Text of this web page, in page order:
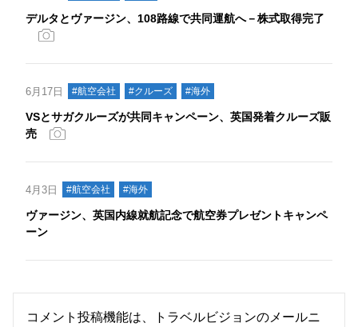
デルタとヴァージン、108路線で共同運航へ－株式取得完了
6月17日 #航空会社 #クルーズ #海外
VSとサガクルーズが共同キャンペーン、英国発着クルーズ販
売
4月3日 #航空会社 #海外
ヴァージン、英国内線就航記念で航空券プレゼントキャンペ
ーン
コメント投稿機能は、トラベルビジョンのメールニ